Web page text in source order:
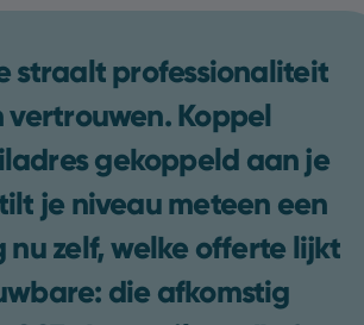
straalt professionaliteit
Koppel
gekoppeld aan je
je niveau meteen een
nu zelf, welke offerte lijkt
die afkomstig